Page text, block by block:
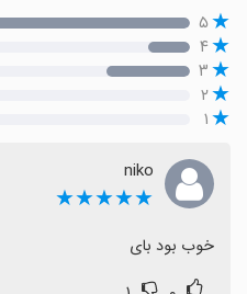
۵
۴
۳
۲
۱
niko
★★★★★
خوب بود بای